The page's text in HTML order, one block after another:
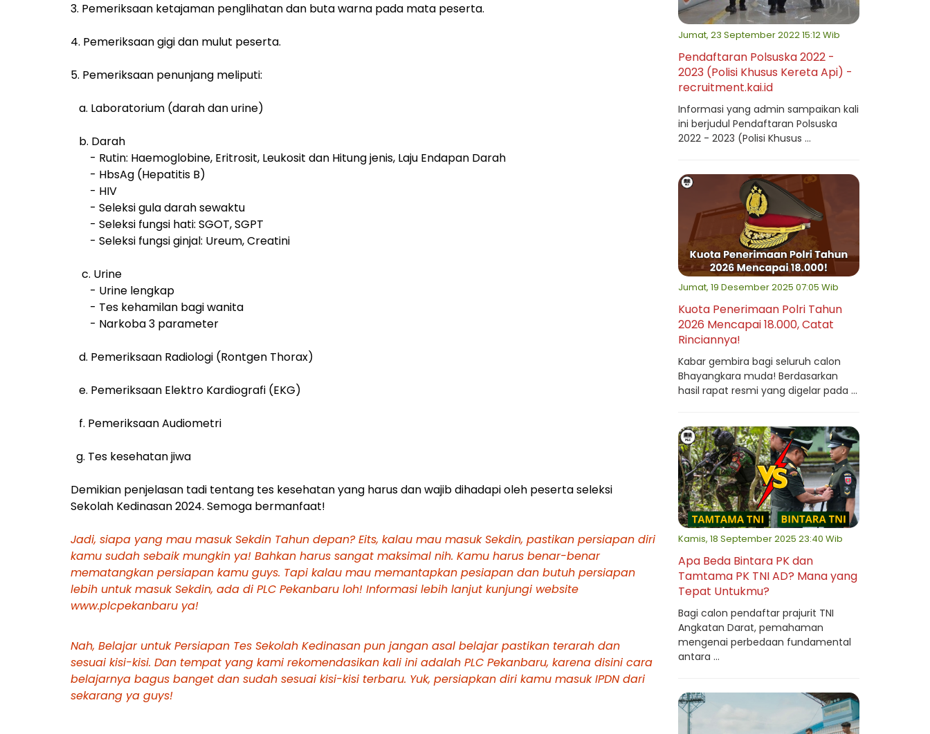
3. Pemeriksaan ketajaman penglihatan dan buta warna pada mata peserta.
4. Pemeriksaan gigi dan mulut peserta.
5. Pemeriksaan penunjang meliputi:
a. Laboratorium (darah dan urine)
b. Darah
- Rutin: Haemoglobine, Eritrosit, Leukosit dan Hitung jenis, Laju Endapan Darah
- HbsAg (Hepatitis B)
- HIV
- Seleksi gula darah sewaktu
- Seleksi fungsi hati: SGOT, SGPT
- Seleksi fungsi ginjal: Ureum, Creatini
c. Urine
- Urine lengkap
- Tes kehamilan bagi wanita
- Narkoba 3 parameter
d. Pemeriksaan Radiologi (Rontgen Thorax)
e. Pemeriksaan Elektro Kardiografi (EKG)
f. Pemeriksaan Audiometri
g. Tes kesehatan jiwa
Demikian penjelasan tadi tentang tes kesehatan yang harus dan wajib dihadapi oleh peserta seleksi
Sekolah Kedinasan 2024. Semoga bermanfaat!
Jadi, siapa yang mau masuk Sekdin Tahun depan? Eits, kalau mau masuk Sekdin, pastikan persiapan diri
kamu sudah sebaik mungkin ya! Bahkan harus sangat maksimal nih. Kamu harus benar-benar
mematangkan persiapan kamu guys. Tapi kalau mau memantapkan pesiapan dan butuh persiapan
lebih untuk masuk Sekdin, ada di PLC Pekanbaru loh! Informasi lebih lanjut kunjungi website
www.plcpekanbaru ya!
Nah, Belajar untuk Persiapan Tes Sekolah Kedinasan pun jangan asal belajar pastikan terarah dan
sesuai kisi-kisi. Dan tempat yang kami rekomendasikan kali ini adalah PLC Pekanbaru, karena disini cara
belajarnya bagus banget dan sudah sesuai kisi-kisi terbaru. Yuk, persiapkan diri kamu masuk IPDN dari
sekarang ya guys!
Jumat, 23 September 2022 15:12 Wib
Pendaftaran Polsuska 2022 -
2023 (Polisi Khusus Kereta Api) -
recruitment.kai.id
Informasi yang admin sampaikan kali
ini berjudul Pendaftaran Polsuska
2022 - 2023 (Polisi Khusus ...
Jumat, 19 Desember 2025 07:05 Wib
Kuota Penerimaan Polri Tahun
2026 Mencapai 18.000, Catat
Rinciannya!
Kabar gembira bagi seluruh calon
Bhayangkara muda! Berdasarkan
hasil rapat resmi yang digelar pada ...
Kamis, 18 September 2025 23:40 Wib
Apa Beda Bintara PK dan
Tamtama PK TNI AD? Mana yang
Tepat Untukmu?
Bagi calon pendaftar prajurit TNI
Angkatan Darat, pemahaman
mengenai perbedaan fundamental
antara ...